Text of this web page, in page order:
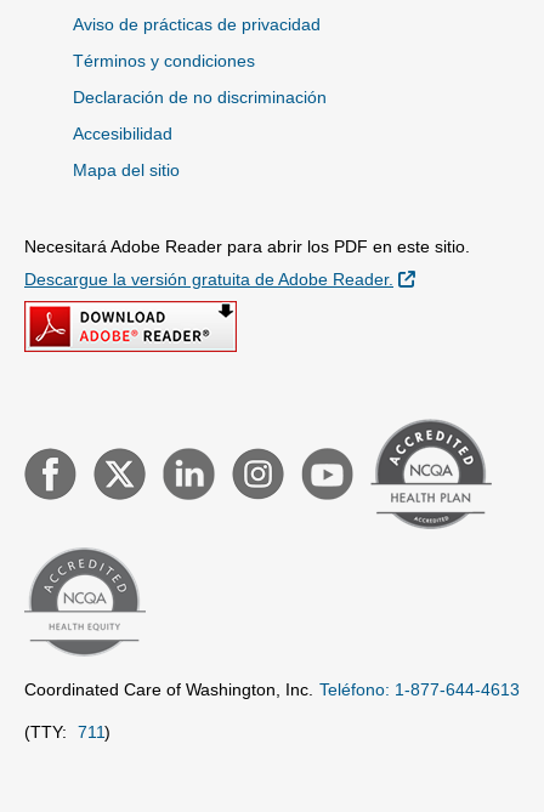
Aviso de prácticas de privacidad
Términos y condiciones
Declaración de no discriminación
Accesibilidad
Mapa del sitio
Necesitará Adobe Reader para abrir los PDF en este sitio.
Descargue la versión gratuita de Adobe Reader.
Sitio Externo
Coordinated Care of Washington, Inc. Teléfono: 1-877-644-4613
(TTY: 711)